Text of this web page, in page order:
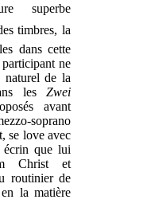
 superbe
timbres, la
dans cette
ne
de la
les Zwei
avant
soprano
se love avec
écrin que lui
Christ et
routinier de
la matière